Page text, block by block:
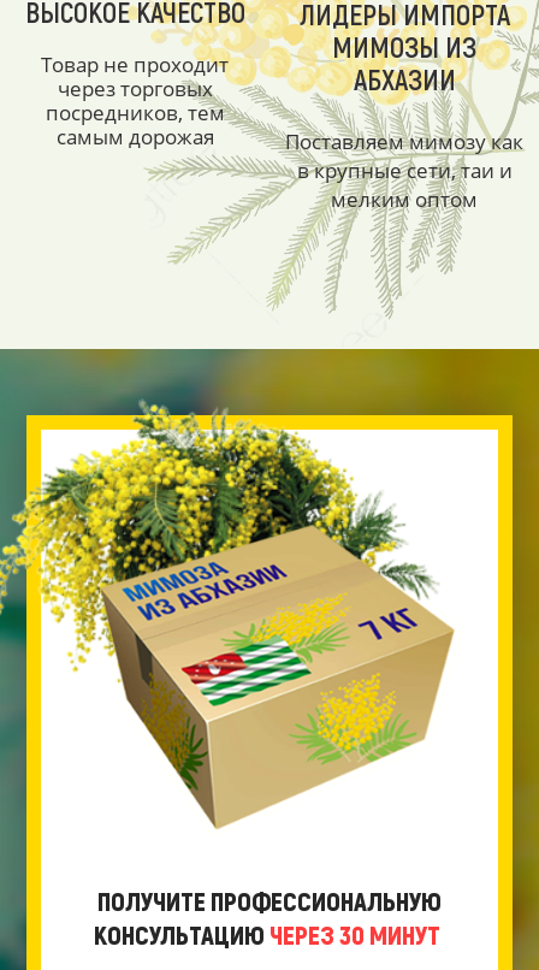
ВЫСОКОЕ КАЧЕСТВО
Товар не проходит
через торговых
посредников, тем
самым дорожая
ЛИДЕРЫ ИМПОРТА
МИМОЗЫ ИЗ
АБХАЗИИ
Поставляем мимозу как
в крупные сети, таи и
мелким оптом
ПОЛУЧИТЕ ПРОФЕССИОНАЛЬНУЮ
КОНСУЛЬТАЦИЮ ЧЕРЕЗ 30 МИНУТ